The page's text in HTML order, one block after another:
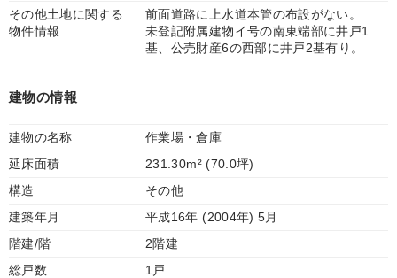
その他土地に関する
物件情報
前面道路に上水道本管の布設がない。
未登記附属建物イ号の南東端部に井戸1
基、公売財産6の西部に井戸2基有り。
建物の情報
建物の名称
作業場・倉庫
延床面積
231.30m² (70.0坪)
構造
その他
建築年月
平成16年 (2004年) 5月
階建/階
2階建
総戸数
1戸